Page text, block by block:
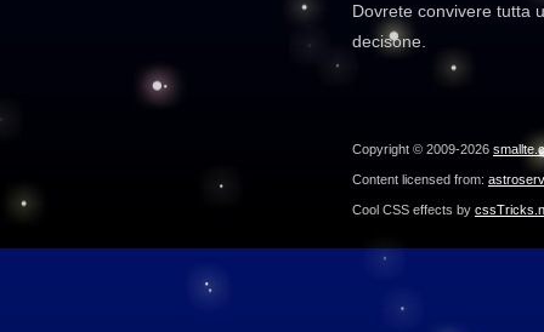
Dovrete convivere tutta
decisone.
Copyright © 2009-2026
Content licensed from:
Cool CSS effects by